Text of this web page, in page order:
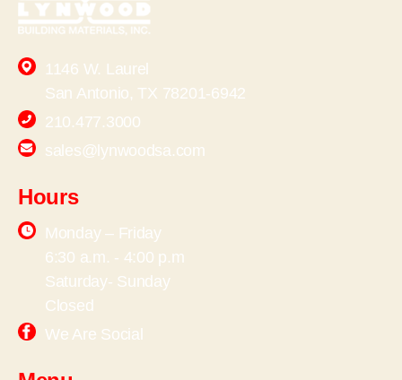
1146 W. Laurel
San Antonio, TX 78201-6942
210.477.3000
sales@lynwoodsa.com
Hours
Monday – Friday
6:30 a.m. - 4:00 p.m
Saturday- Sunday
Closed
We Are Social